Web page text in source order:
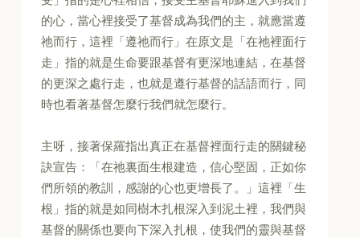
的心，當心裡接受了基督成為我們的主，就應當遵
祂而行，這裡「遵祂而行」在原文是「在祂裡面行
走」指的就是生命要跟基督有更深地連結，在基督
的更深之處行走，也就是遵行基督的話語而行，同
時也看著基督怎麼行我們就怎麼行。
主呀，接著保羅指出真正在基督裡面行走的關鍵秘
訣宣告：「在祂裏面生根建造，信心堅固，正如你
們所領的教訓，感謝的心也更增長了。」這裡「生
根」指的就是如同樹木扎根深入到泥土裡，我們與
基督的關係也要向下深入扎根，使我們的靈與基督